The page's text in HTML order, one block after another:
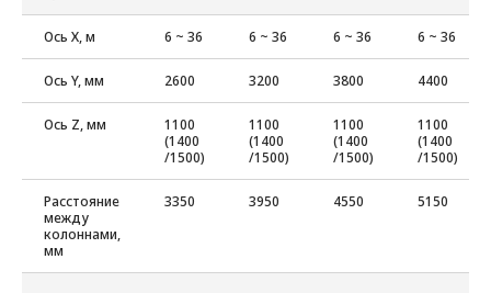
Ось Х, м 6 ~ 36 6 ~ 36 6 ~ 36 6 ~ 36
Ось Y, мм 2600 3200 3800 4400
Ось Z, мм
1100
(1400
/1500)
1100
(1400
/1500)
1100
(1400
/1500)
1100
(1400
/1500)
Расстояние
между
колоннами,
мм
3350 3950 4550 5150